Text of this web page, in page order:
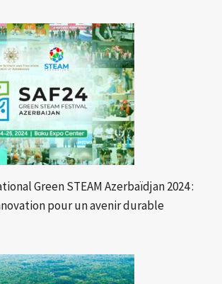
Green STEAM Azerbaïdjan 2024 :
pour un avenir durable